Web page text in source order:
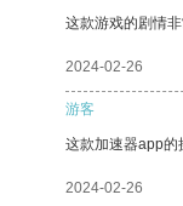
这款游戏的剧情
2024-02-26
游客
这款加速器app的
2024-02-26